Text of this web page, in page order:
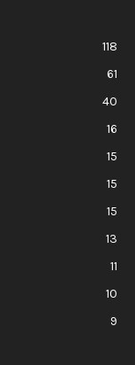
118
61
40
16
15
15
15
13
11
10
9